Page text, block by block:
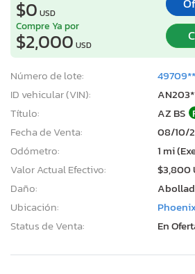
$0 USD
Compre Ya por
$2,000 USD
Número de lote:
ID vehicular (VIN):
Título:
AZ BS
Fecha de Venta:
08/10/
Odómetro:
1 mi
Valor Actual Efectivo:
$3,800
Daño:
Ubicación:
Status de Venta:
En